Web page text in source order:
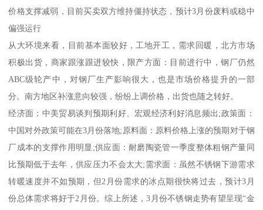
价格支撑减弱，目前买卖双方维持僵持状态，预计3月份废料或稳中
偏强运行
从大环境来看，目前基本面较好，工地开工，需求回暖，北方市场
积极出货，商家跟涨跟进较快，限产方面：目前进行中，钢厂仍然
ABC级轮产中，对钢厂生产影响很大，也是市场价格提升的一部
分。南方地区补涨意向较强，纷纷上调价格，出货也随之转好。
经济面：中美贸易谈判预期利好、宏观经济利好消息频出;政策面：
中国对外政策可能在3月份落地;原料面：原料价格上涨的预期对于钢
厂成本的支撑作用明显;供应面：耐磨陶瓷管一季度整体粗钢产量同
比预期低于去年，供应压力不会太大;需求面：虽然不锈钢下游需求
转暖速度并不如预期，但2月份需求的冰点期很快将过去，预计3月
份总体需求将好于2月份。综上所述，3月份不锈钢走势有望呈现“金